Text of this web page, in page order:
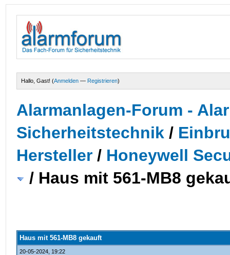
Hallo, Gast! (Anmelden — Registrieren)
Alarmanlagen-Forum -
Sicherheitstechnik /
Hersteller/ Honeywell
/ Haus mit 561-MB8
Haus mit 561-MB8 gekauft
20-05-2024, 19:22